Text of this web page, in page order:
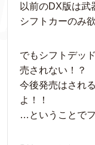
以前のDX版は武
シフトカーのみ
でもシフトデッ
売されない！？
今後発売はされ
よ！！
…ということで